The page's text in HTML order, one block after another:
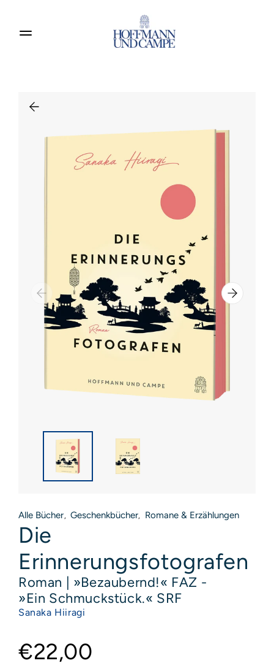
Alle Bücher, Geschenkbücher, Romane & Erzählungen
Die
Erinnerungsfotografen
Roman | »Bezaubernd!« FAZ -
»Ein Schmuckstück.« SRF
Sanaka Hiiragi
€22,00